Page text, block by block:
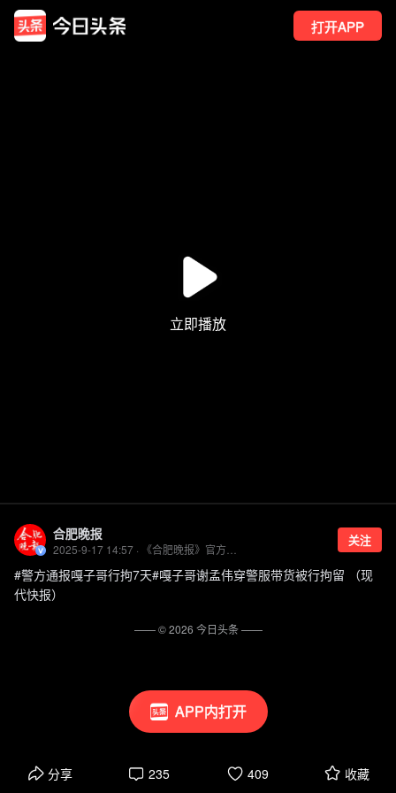
打开APP
APP内打开
合肥晚报 关注
#警方通报嘎子哥行拘7天#嘎子哥谢孟伟穿警服带货被行拘留 （现
代快报）
分享 235 409 收藏
—— ©2026 今日头条——